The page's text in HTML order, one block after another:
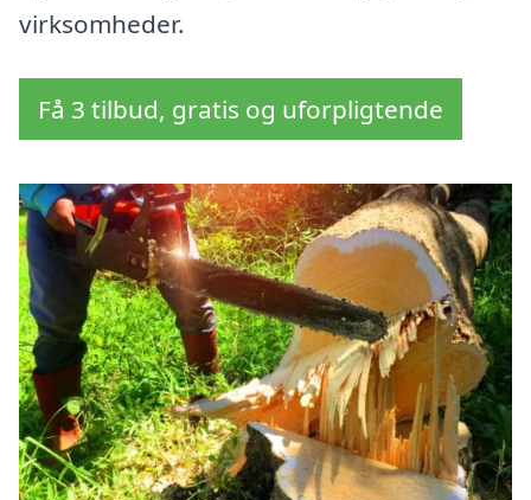
virksomheder.
Få 3 tilbud, gratis og uforpligtende